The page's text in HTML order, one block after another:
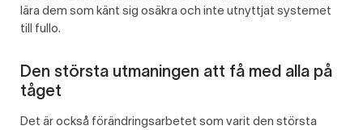
lära dem som känt sig osäkra och inte utnyttjat systemet
till fullo.
Den största utmaningen att få med alla på
tåget
Det är också förändringsarbetet som varit den största